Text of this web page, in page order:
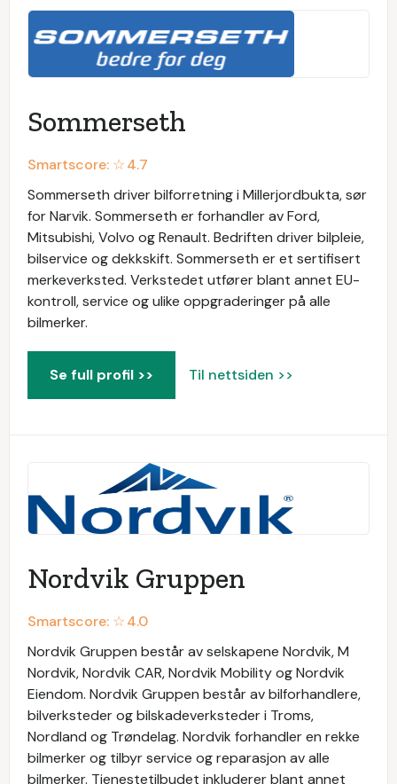
Sommerseth
Smartscore: ☆4.7
Sommerseth driver bilforretning i Millerjordbukta, sør
for Narvik. Sommerseth er forhandler av Ford,
Mitsubishi, Volvo og Renault. Bedriften driver bilpleie,
bilservice og dekkskift. Sommerseth er et sertifisert
merkeverksted. Verkstedet utfører blant annet EU-
kontroll, service og ulike oppgraderinger på alle
bilmerker.
Se full profil >> Til nettsiden >>
Nordvik Gruppen
Smartscore: ☆4.0
Nordvik Gruppen består av selskapene Nordvik, M
Nordvik, Nordvik CAR, Nordvik Mobility og Nordvik
Eiendom. Nordvik Gruppen består av bilforhandlere,
bilverksteder og bilskadeverksteder i Troms,
Nordland og Trøndelag. Nordvik forhandler en rekke
bilmerker og tilbyr service og reparasjon av alle
bilmerker. Tjenestetilbudet inkluderer blant annet